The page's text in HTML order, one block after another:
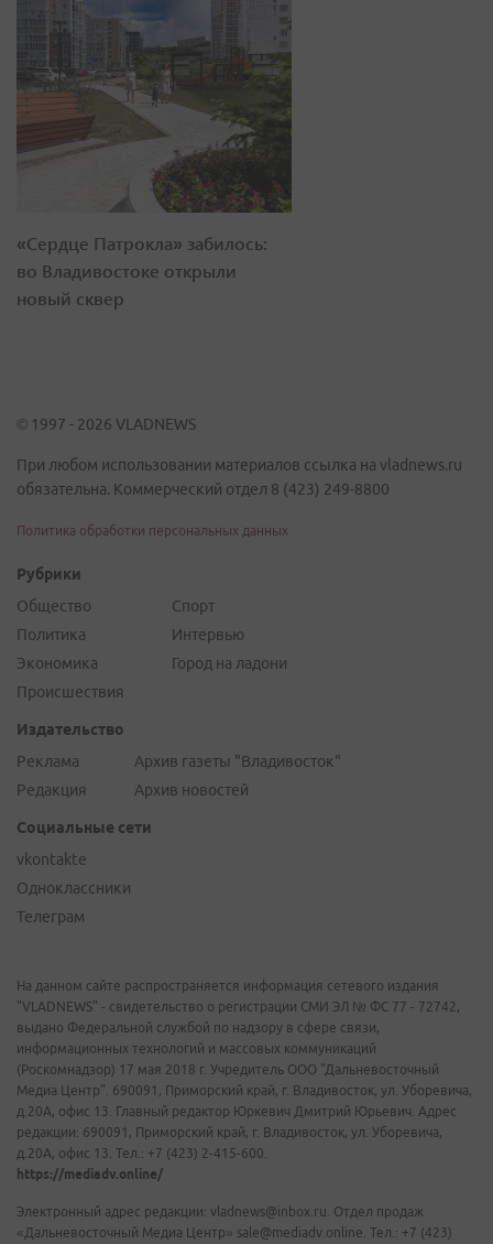
«Сердце Патрокла» забилось:
во Владивостоке открыли
новый сквер
© 1997 - 2026 VLADNEWS
При любом использовании материалов ссылка на vladnews.ru
обязательна. Коммерческий отдел 8 (423) 249-8800
Политика обработки персональных данных
Рубрики
Общество
Политика
Экономика
Происшествия
Спорт
Интервью
Город на ладони
Издательство
Реклама
Редакция
Архив газеты "Владивосток"
Архив новостей
Социальные сети
vkontakte
Одноклассники
Телеграм
На данном сайте распространяется информация сетевого издания
"VLADNEWS" - свидетельство о регистрации СМИ ЭЛ № ФС 77 - 72742,
выдано Федеральной службой по надзору в сфере связи,
информационных технологий и массовых коммуникаций
(Роскомнадзор) 17 мая 2018 г. Учредитель ООО "Дальневосточный
Медиа Центр". 690091, Приморский край, г. Владивосток, ул. Уборевича,
д.20А, офис 13. Главный редактор Юркевич Дмитрий Юрьевич. Адрес
редакции: 690091, Приморский край, г. Владивосток, ул. Уборевича,
д.20А, офис 13. Тел.: +7 (423) 2-415-600.
https://mediadv.online/
Электронный адрес редакции: vladnews@inbox.ru. Отдел продаж
«Дальневосточный Медиа Центр» sale@mediadv.online. Тел.: +7 (423)